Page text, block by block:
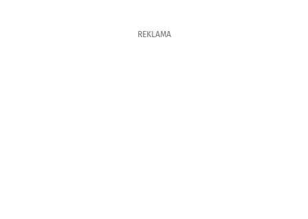
REKLAMA